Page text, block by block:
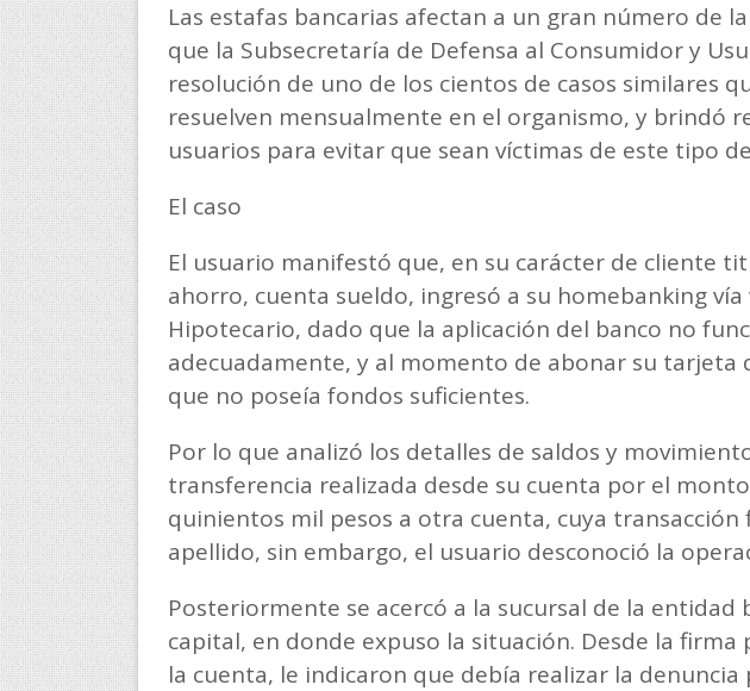
Las estafas bancarias afectan a un gran número de
que la Subsecretaría de Defensa al Consumidor y
resolución de uno de los cientos de casos similares
resuelven mensualmente en el organismo, y brindó
usuarios para evitar que sean víctimas de este tipo
El caso
El usuario manifestó que, en su carácter de cliente
ahorro, cuenta sueldo, ingresó a su homebanking vía
Hipotecario, dado que la aplicación del banco no
adecuadamente, y al momento de abonar su tarjeta
que no poseía fondos suficientes.
Por lo que analizó los detalles de saldos y
transferencia realizada desde su cuenta por el
quinientos mil pesos a otra cuenta, cuya
apellido, sin embargo, el usuario desconoció la
Posteriormente se acercó a la sucursal de la entidad
capital, en donde expuso la situación. Desde la
la cuenta, le indicaron que debía realizar la